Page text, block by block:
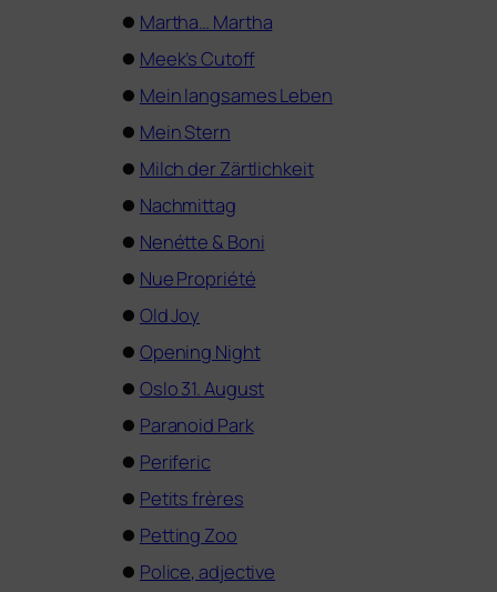
⏺ Martha… Martha
⏺ Meek’s Cutoff
⏺ Mein lang­sa­mes Leben
⏺ Mein Stern
⏺ Milch der Zärtlichkeit
⏺ Nachmittag
⏺ Nenétte & Boni
⏺ Nue Propriété
⏺ Old Joy
⏺ Opening Night
⏺ Oslo 31. August
⏺ Paranoid Park
⏺ Periferic
⏺ Petits frè­res
⏺ Petting Zoo
⏺ Police, adjec­ti­ve